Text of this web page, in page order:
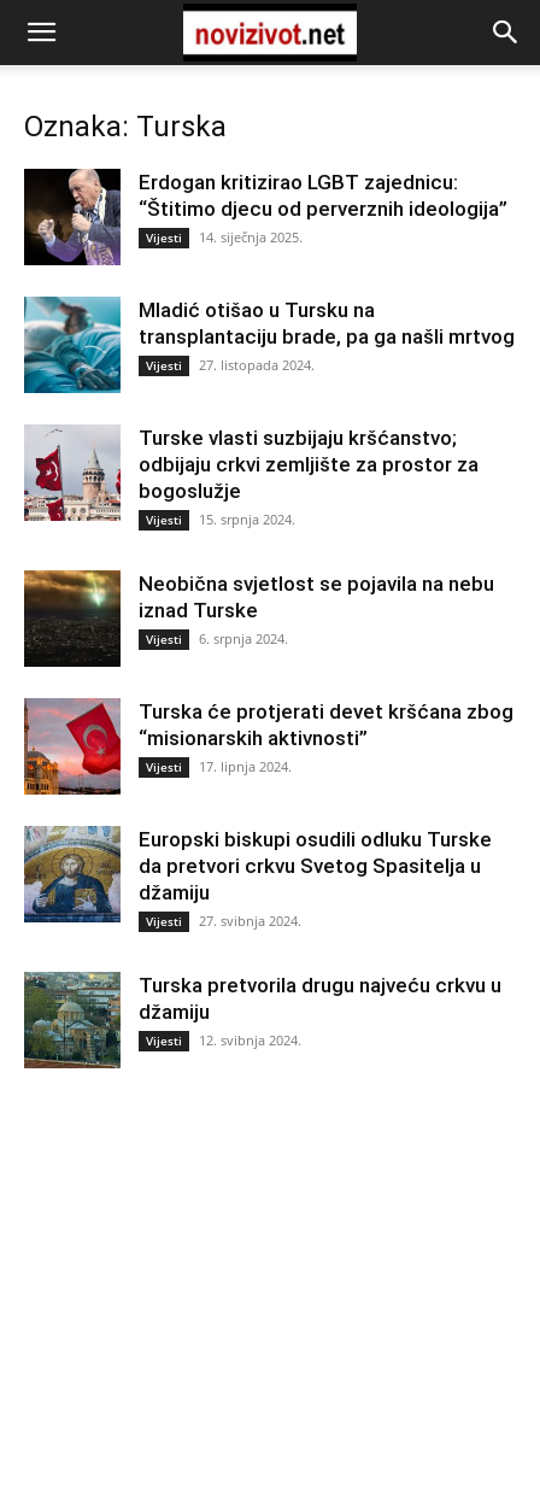
Oznaka: Turska
Erdogan kritizirao LGBT zajednicu:
“Štitimo djecu od perverznih ideologija”
Vijesti 14. siječnja 2025.
Mladić otišao u Tursku na
transplantaciju brade, pa ga našli mrtvog
Vijesti 27. listopada 2024.
Turske vlasti suzbijaju kršćanstvo;
odbijaju crkvi zemljište za prostor za
bogoslužje
Vijesti 15. srpnja 2024.
Neobična svjetlost se pojavila na nebu
iznad Turske
Vijesti 6. srpnja 2024.
Turska će protjerati devet kršćana zbog
“misionarskih aktivnosti”
Vijesti 17. lipnja 2024.
Europski biskupi osudili odluku Turske
da pretvori crkvu Svetog Spasitelja u
džamiju
Vijesti 27. svibnja 2024.
Turska pretvorila drugu najveću crkvu u
džamiju
Vijesti 12. svibnja 2024.